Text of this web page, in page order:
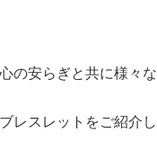
の安らぎと共に様々な
レスレットをご紹介し